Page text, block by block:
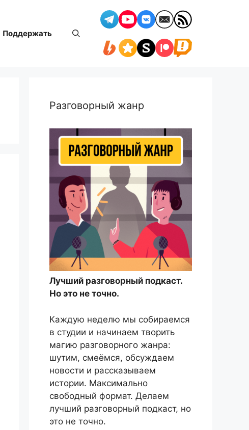
Поддержать
Разговорный жанр
Лучший разговорный подкаст.
Но это не точно.
Каждую неделю мы собираемся
в студии и начинаем творить
магию разговорного жанра:
шутим, смеёмся, обсуждаем
новости и рассказываем
истории. Максимально
свободный формат. Делаем
лучший разговорный подкаст, но
это не точно.